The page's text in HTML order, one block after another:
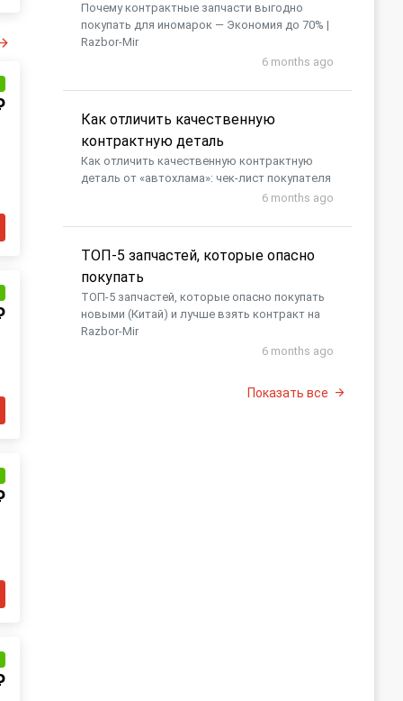
Почему контрактные запчасти выгодно
покупать для иномарок — Экономия до 70% |
Razbor-Mir
6 months ago
Как отличить качественную
контрактную деталь
Как отличить качественную контрактную
деталь от «автохлама»: чек-лист покупателя
6 months ago
​ТОП-5 запчастей, которые опасно
покупать
​ТОП-5 запчастей, которые опасно покупать
новыми (Китай) и лучше взять контракт на
Razbor-Mir
6 months ago
Показать все